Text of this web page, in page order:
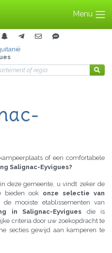
Menu
of een comfortabele
Salignac-Eyvigues?
deze gemeente, u vindt zeker de
bieden ook onze selectie van
de mooiste etablissementen van
in Salignac-Eyvigues die is
criteria door uw zoekopdracht te
secties gewijd aan kamperen te